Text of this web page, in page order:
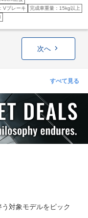
Vブレーキ
完成車重量：15kg以上
次へ
すべて見る
対象モデルをピック